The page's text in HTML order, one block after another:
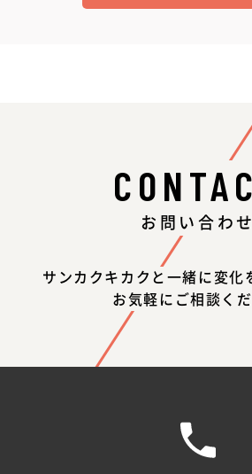
お問い合わせ
サンカクキカクと一緒に変化
お気軽にご相談く